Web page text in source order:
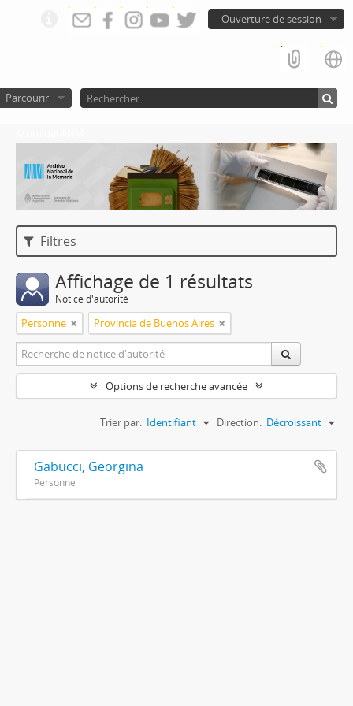
Ouverture de session
Parcourir
Filtres
Affichage de 1 résultats
Notice d'autorité
Personne Provincia de Buenos Aires
Options de recherche avancée
Trier par: Identifiant Direction: Décroissant
Gabucci, Georgina
Personne